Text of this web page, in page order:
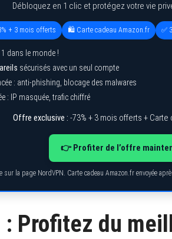
Débloquez en 1 clic et protégez votre vie
+ 3 mois offerts 🛍️ Carte cadeau Amazon.fr ✅
dans le monde !
sécurisés avec un seul compte
: anti-phishing, blocage des malwares
: IP masquée, trafic chiffré
Offre exclusive : -73% + 3 mois offerts +
👉 Profiter de l’offre
sur la page NordVPN. Carte cadeau Amazon.fr envoyée
: Profitez du